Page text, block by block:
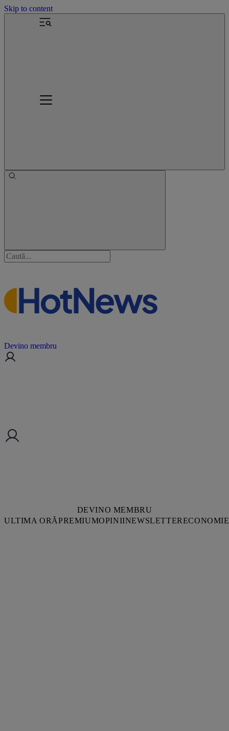
Skip to content
Devino membru
DEVINO MEMBRU
ULTIMA ORĂPREMIUMOPINIINEWSLETTERECONOMIE